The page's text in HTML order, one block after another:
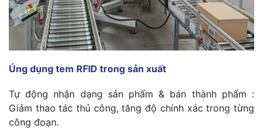
Úng dụng tem RFID trong sản xuất
Tự động nhận dạng sản phẩm & bán thành phẩm :
Giảm thao tác thủ công, tăng độ chính xác trong từng
công đoạn.